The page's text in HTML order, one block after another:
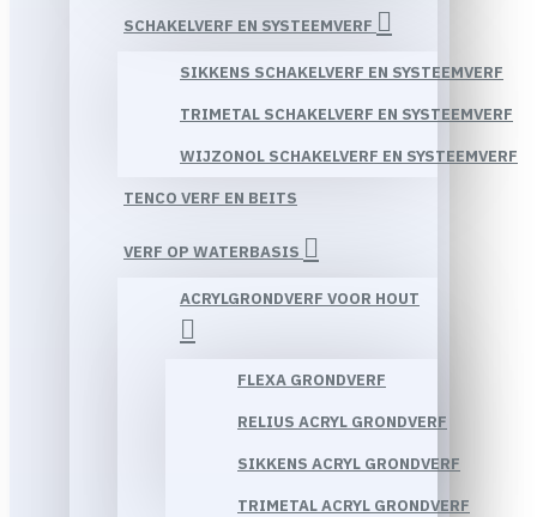
SCHAKELVERF EN SYSTEEMVERF
SIKKENS SCHAKELVERF EN SYSTEEMVERF
TRIMETAL SCHAKELVERF EN SYSTEEMVERF
WIJZONOL SCHAKELVERF EN SYSTEEMVERF
TENCO VERF EN BEITS
VERF OP WATERBASIS
ACRYLGRONDVERF VOOR HOUT
FLEXA GRONDVERF
RELIUS ACRYL GRONDVERF
SIKKENS ACRYL GRONDVERF
TRIMETAL ACRYL GRONDVERF